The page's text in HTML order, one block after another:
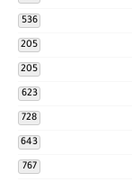
536
205
205
623
728
643
767